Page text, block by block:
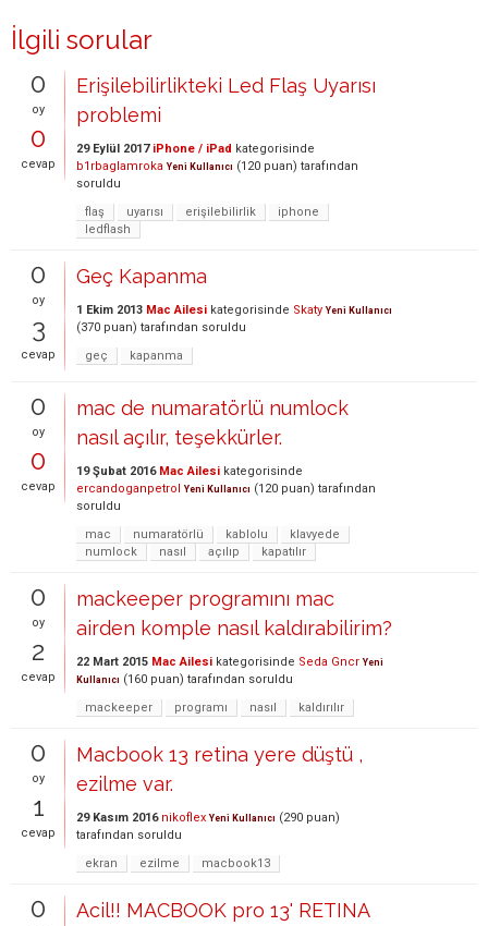
İlgili sorular
0
oy
0
cevap
Erişilebilirlikteki Led Flaş Uyarısı
problemi
29 Eylül 2017 iPhone / iPad kategorisinde
b1rbaglamroka Yeni Kullanıcı (120 puan) tarafından
soruldu
flaş
uyarısı erişilebilirlik
iphone
ledflash
0
oy
3
cevap
Geç Kapanma
1 Ekim 2013 Mac Ailesi kategorisinde Skaty Yeni Kullanıcı
(370 puan) tarafından soruldu
geç
kapanma
0
oy
0
cevap
mac de numaratörlü numlock
nasıl açılır, teşekkürler.
19 Şubat 2016 Mac Ailesi kategorisinde
ercandoganpetrol Yeni Kullanıcı (120 puan) tarafından
soruldu
mac
numaratörlü kablolu
klavyede
numlock
nasıl açılıp kapatılır
0
oy
2
cevap
mackeeper programını mac
airden komple nasıl kaldırabilirim?
22 Mart 2015 Mac Ailesi kategorisinde Seda Gncr Yeni
Kullanıcı (160 puan) tarafından soruldu
mackeeper
programı nasıl kaldırılır
0
oy
1
cevap
Macbook 13 retina yere düştü ,
ezilme var.
29 Kasım 2016 nikoflex Yeni Kullanıcı (290 puan)
tarafından soruldu
ekran
ezilme macbook13
0
Acil!! MACBOOK pro 13' RETINA